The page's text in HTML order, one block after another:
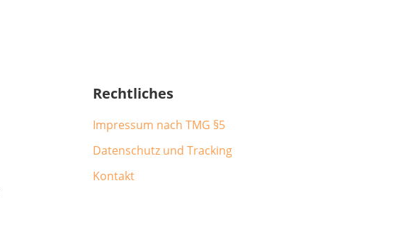
Rechtliches
Impressum nach TMG §5
Datenschutz und Tracking
Kontakt